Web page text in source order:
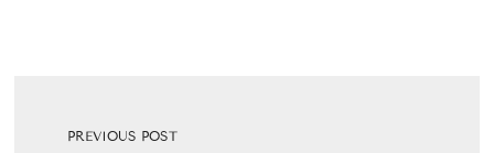
PREVIOUS POST